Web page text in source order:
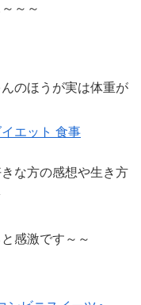
～～
のほうが実は体重が
イエット 食事
な方の感想や生き方
感激です～～